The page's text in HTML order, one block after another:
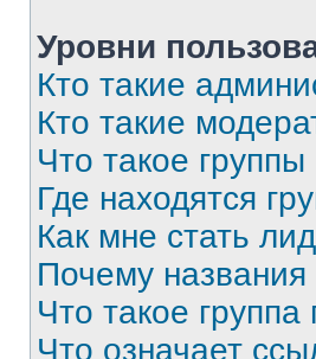
Уровни
Кто такие
Кто такие
Что такое
Где находятся
Как мне стать
Почему
Что такое
Что означает